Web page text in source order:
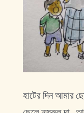
হাটের দিন আমার